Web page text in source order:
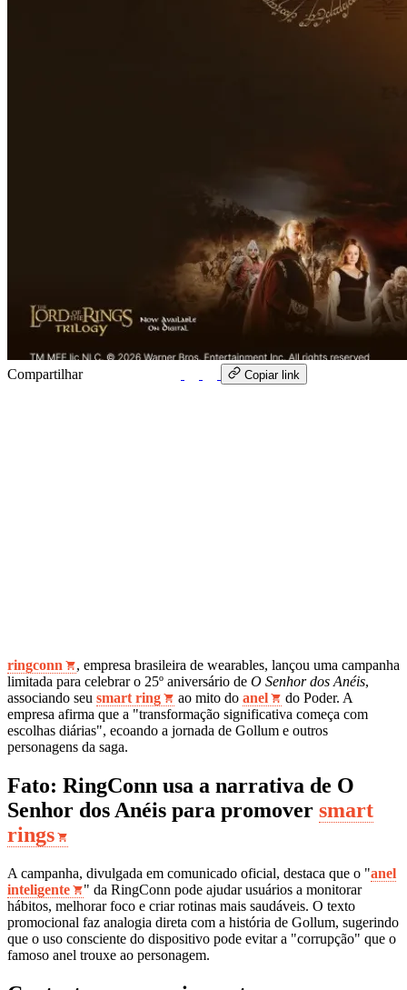
Compartilhar Copiar link
ringconn
, empresa brasileira de wearables, lançou uma campanha
limitada para celebrar o 25º aniversário de O Senhor dos Anéis,
associando seu smart ring ao mito do anel
do Poder. A
empresa afirma que a "transformação significativa começa com
escolhas diárias", ecoando a jornada de Gollum e outros
personagens da saga.
Fato: RingConn usa a narrativa de O
Senhor dos Anéis para promover smart
rings
A campanha, divulgada em comunicado oficial, destaca que o "anel
inteligente
" da RingConn pode ajudar usuários a monitorar
hábitos, melhorar foco e criar rotinas mais saudáveis. O texto
promocional faz analogia direta com a história de Gollum, sugerindo
que o uso consciente do dispositivo pode evitar a "corrupção" que o
famoso anel trouxe ao personagem.